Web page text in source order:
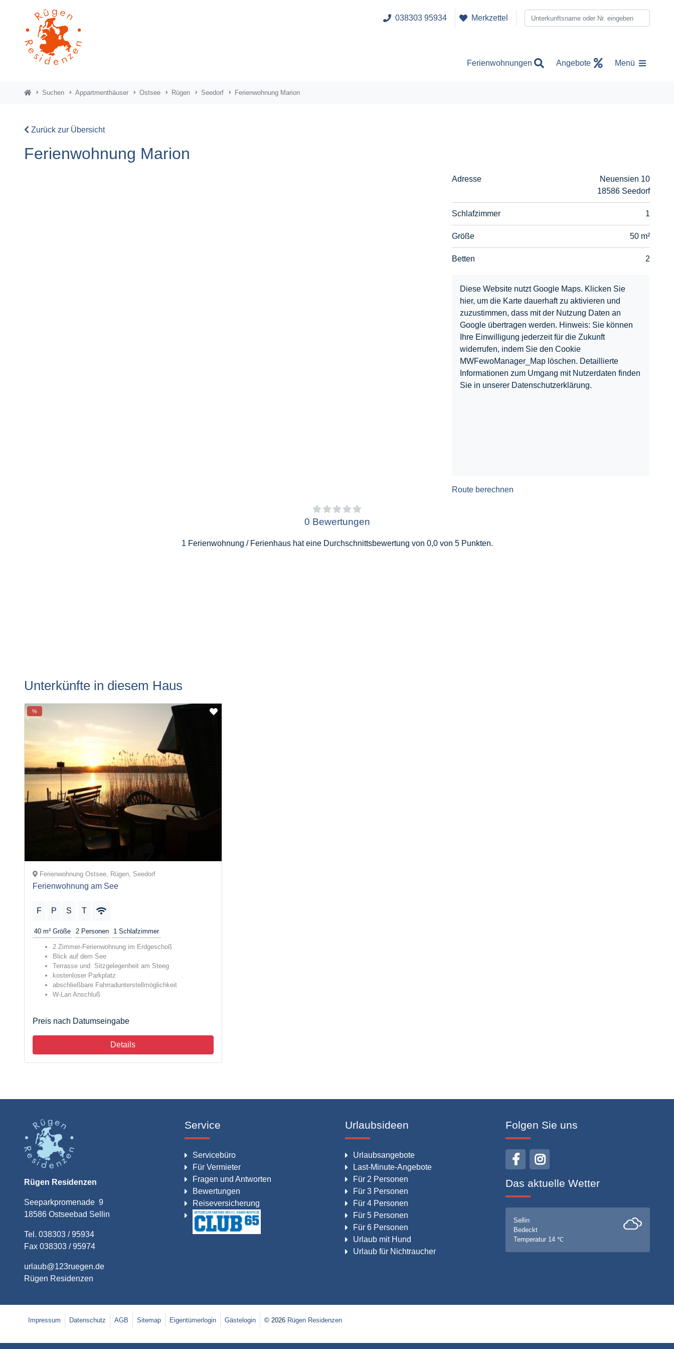
038303 95934 Merkzettel
Ferienwohnungen Angebote Menü
Suchen Appartmenthäuser Ostsee Rügen Seedorf Ferienwohnung Marion
Zurück zur Übersicht
Ferienwohnung Marion
Adresse
Neuensien 10
18586 Seedorf
Schlafzimmer 1
Größe 50 m²
Betten 2
Diese Website nutzt Google Maps. Klicken Sie
hier, um die Karte dauerhaft zu aktivieren und
zuzustimmen, dass mit der Nutzung Daten an
Google übertragen werden. Hinweis: Sie können
Ihre Einwilligung jederzeit für die Zukunft
widerrufen, indem Sie den Cookie
MWFewoManager_Map löschen. Detaillierte
Informationen zum Umgang mit Nutzerdaten finden
Sie in unserer Datenschutzerklärung.
Route berechnen
0 Bewertungen
1 Ferienwohnung / Ferienhaus hat eine Durchschnittsbewertung von 0,0 von 5 Punkten.
Unterkünfte in diesem Haus
%
Ferienwohnung Ostsee, Rügen, Seedorf
Ferienwohnung am See
F P S T
40 m² Größe 2 Personen 1 Schlafzimmer
2 Zimmer-Ferienwohnung im Erdgeschoß
Blick auf dem See
Terrasse und Sitzgelegenheit am Steeg
kostenloser Parkplatz
abschließbare Fahrradunterstellmöglichkeit
W-Lan Anschluß
Preis nach Datumseingabe
Details
Rügen Residenzen
Seeparkpromenade 9
18586 Ostseebad Sellin
Tel. 038303 / 95934
Fax 038303 / 95974
urlaub@123ruegen.de
Rügen Residenzen
Service
Servicebüro
Für Vermieter
Fragen und Antworten
Bewertungen
Reiseversicherung
Urlaubsideen
Urlaubsangebote
Last-Minute-Angebote
Für 2 Personen
Für 3 Personen
Für 4 Personen
Für 5 Personen
Für 6 Personen
Urlaub mit Hund
Urlaub für Nichtraucher
Folgen Sie uns
Das aktuelle Wetter
Sellin
Bedeckt
Temperatur 14 ℃
Impressum Datenschutz AGB Sitemap Eigentümerlogin Gästelogin © 2026 Rügen Residenzen